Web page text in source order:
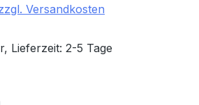
Versandkosten
Lieferzeit: 2-5 Tage